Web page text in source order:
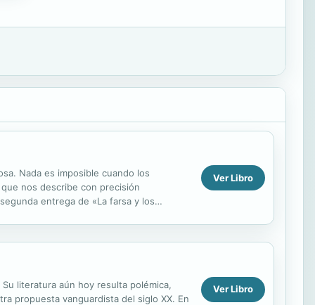
Nada es imposible cuando los
nos describe con precisión
entrega de «La farsa y los
Ver Libro
literatura aún hoy resulta polémica,
propuesta vanguardista del siglo XX. En
Ver Libro